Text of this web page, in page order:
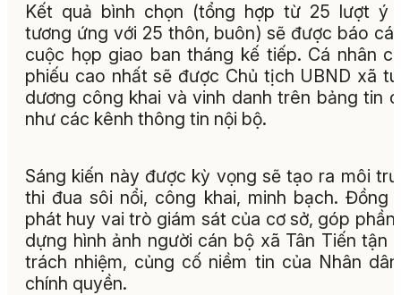
Kết quả bình chọn (tổng hợp từ 25 lượt ý
tương ứng với 25 thôn, buôn) sẽ được báo
cuộc họp giao ban tháng kế tiếp. Cá nhân
phiếu cao nhất sẽ được Chủ tịch UBND xã
dương công khai và vinh danh trên bảng tin
như các kênh thông tin nội bộ.
Sáng kiến này được kỳ vọng sẽ tạo ra môi
thi đua sôi nổi, công khai, minh bạch. Đồng
phát huy vai trò giám sát của cơ sở, góp phần
dựng hình ảnh người cán bộ xã Tân Tiến tận
trách nhiệm, củng cố niềm tin của Nhân
chính quyền.